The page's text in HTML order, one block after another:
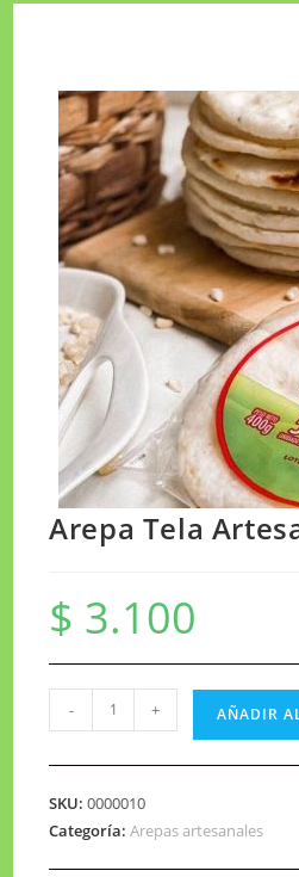
Arepa Tela
$ 3.100
- + AÑADIR
SKU:0000010
Categoría:Arepas artesanales